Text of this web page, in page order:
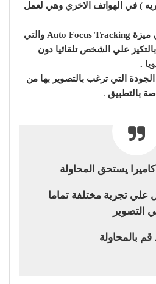
) في الهواتف الاخري وهي لعمل
كما يحتوي ايضا علي ميزة Auto Focus Tracking والتي
علي الشخص تلقائيا دون
.
التي ترغب بالتصوير بها من
بالتطبيق .
يستحق المحاولة
تجربة مختلفة تماما
التصوير
بالمحاولة